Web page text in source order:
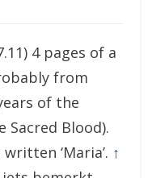
4 pages of a
from
of the
Sacred Blood).
‘Maria’. ↑